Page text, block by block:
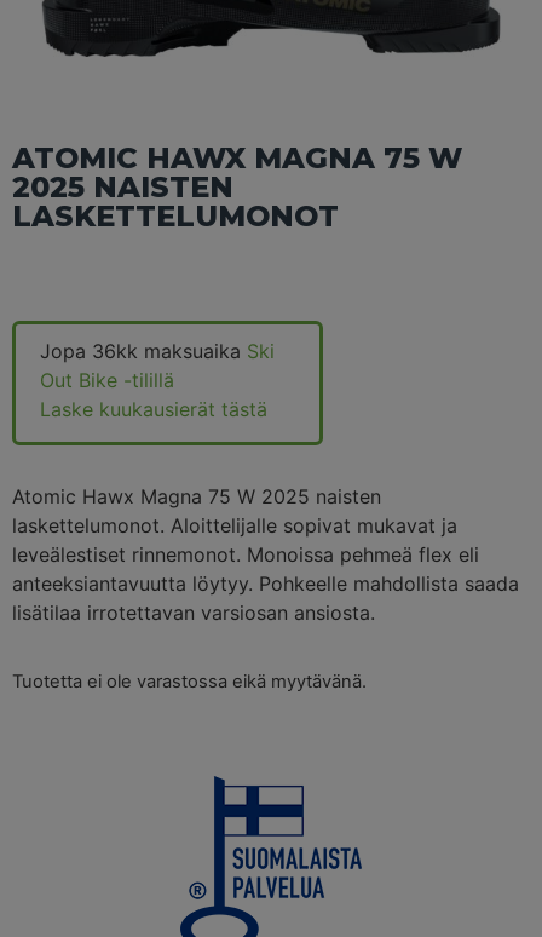
ATOMIC HAWX MAGNA 75 W
2025 NAISTEN
LASKETTELUMONOT
Jopa 36kk maksuaika Ski
Out Bike -tilillä
Laske kuukausierät tästä
Atomic Hawx Magna 75 W 2025 naisten
laskettelumonot. Aloittelijalle sopivat mukavat ja
leveälestiset rinnemonot. Monoissa pehmeä flex eli
anteeksiantavuutta löytyy. Pohkeelle mahdollista saada
lisätilaa irrotettavan varsiosan ansiosta.
Tuotetta ei ole varastossa eikä myytävänä.